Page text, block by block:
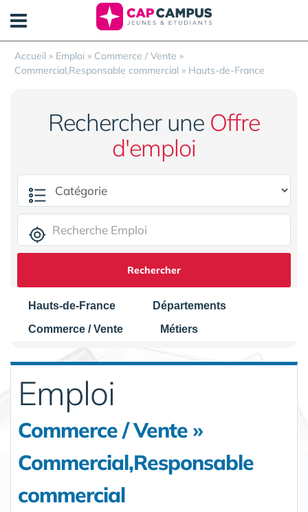
Accueil » Emploi » Commerce / Vente »
Commercial,Responsable commercial » Hauts-de-France
Rechercher une Offre
d'emploi
Rechercher
Hauts-de-France
Départements
Commerce / Vente
Métiers
Emploi
Commerce / Vente »
Commercial,Responsable
commercial
Panneau de gestion des cookies